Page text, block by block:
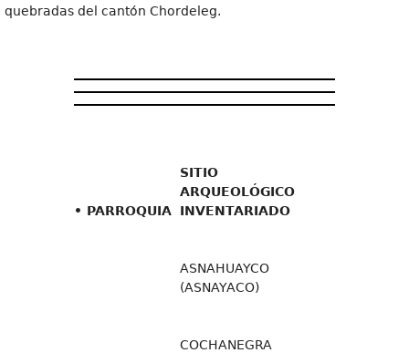
quebradas del cantón Chordeleg.
• PARROQUIA
SITIO
ARQUEOLÓGICO
INVENTARIADO
ASNAHUAYCO
(ASNAYACO)
COCHANEGRA